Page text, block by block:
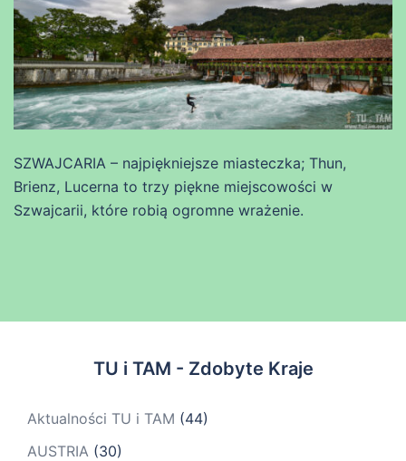
SZWAJCARIA – najpiękniejsze miasteczka; Thun,
Brienz, Lucerna to trzy piękne miejscowości w
Szwajcarii, które robią ogromne wrażenie.
TU i TAM - Zdobyte Kraje
Aktualności TU i TAM (44)
AUSTRIA (30)